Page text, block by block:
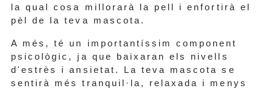
la qual cosa millorarà la pell i enfortirà el
pèl de la teva mascota.
A més, té un importantíssim component
psicològic, ja que baixaran els nivells
d'estrès i ansietat. La teva mascota se
sentirà més tranquil·la, relaxada i menys